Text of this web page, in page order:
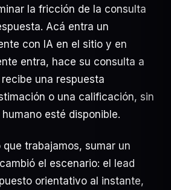
la fricción de la consulta
Acá entra un
con IA en el sitio y en
entra, hace su consulta a
una respuesta
o una calificación, sin
esté disponible.
que trabajamos, sumar un
el escenario: el lead
orientativo al instante,